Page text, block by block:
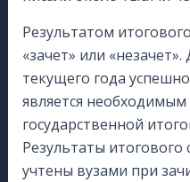
Результатом
«зачет» или
текущего года
является необходимым
государственной
Результаты
учтены вузами при